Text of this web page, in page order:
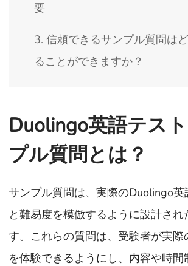
要
3. 信頼できるサンプル質問は
ることができますか？
Duolingo英語テス
プル質問とは？
サンプル質問は、実際のDuolingo英
と難易度を模倣するように設計さ
す。これらの質問は、受験者が実際
を体験できるようにし、内容や時